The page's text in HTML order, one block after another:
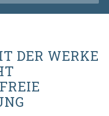
DER WERKE